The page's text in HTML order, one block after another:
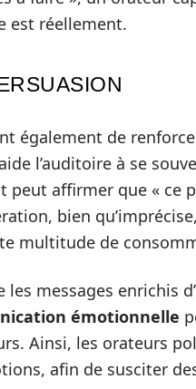
est réellement.
également de
l’auditoire à se
peut affirmer que « ce
bien
multitude de
messages enrichis
émotionnelle
Ainsi, les orateurs
afin de susciter